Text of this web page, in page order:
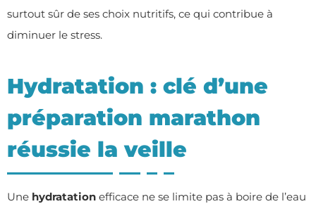
surtout sûr de ses choix nutritifs, ce qui contribue à
diminuer le stress.
Hydratation : clé d’une
préparation marathon
réussie la veille
Une hydratation efficace ne se limite pas à boire de l’eau